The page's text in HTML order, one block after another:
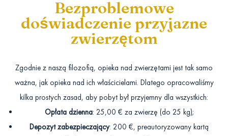
Bezproblemowe
doświadczenie przyjazne
zwierzętom
Zgodnie z naszą filozofią, opieka nad zwierzętami jest tak samo
ważna, jak opieka nad ich właścicielami. Dlatego opracowaliśmy
kilka prostych zasad, aby pobyt był przyjemny dla wszystkich:
Opłata dzienna: 25,00 € za zwierzę (do 25 kg);
Depozyt zabezpieczający: 200 €, preautoryzowany kartą